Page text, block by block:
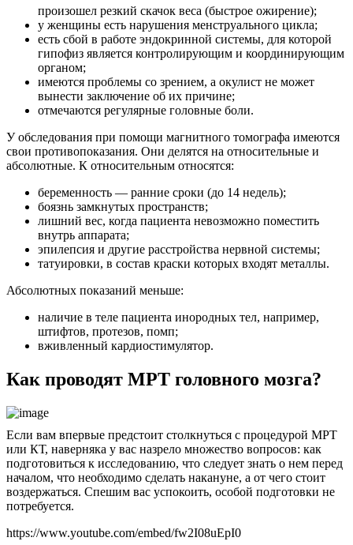
произошел резкий скачок веса (быстрое ожирение);
у женщины есть нарушения менструального цикла;
есть сбой в работе эндокринной системы, для которой
гипофиз является контролирующим и координирующим
органом;
имеются проблемы со зрением, а окулист не может
вынести заключение об их причине;
отмечаются регулярные головные боли.
У обследования при помощи магнитного томографа имеются
свои противопоказания. Они делятся на относительные и
абсолютные. К относительным относятся:
беременность — ранние сроки (до 14 недель);
боязнь замкнутых пространств;
лишний вес, когда пациента невозможно поместить
внутрь аппарата;
эпилепсия и другие расстройства нервной системы;
татуировки, в состав краски которых входят металлы.
Абсолютных показаний меньше:
наличие в теле пациента инородных тел, например,
штифтов, протезов, помп;
вживленный кардиостимулятор.
Как проводят МРТ головного мозга?
Если вам впервые предстоит столкнуться с процедурой МРТ
или КТ, наверняка у вас назрело множество вопросов: как
подготовиться к исследованию, что следует знать о нем перед
началом, что необходимо сделать накануне, а от чего стоит
воздержаться. Спешим вас успокоить, особой подготовки не
потребуется.
https://www.youtube.com/embed/fw2I08uEpI0